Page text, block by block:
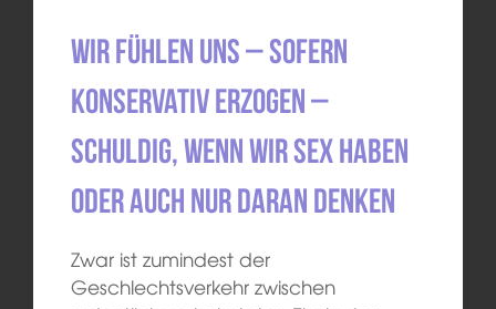
Wir fühlen uns – sofern
konservativ erzogen –
schuldig, wenn wir Sex haben
oder auch nur daran denken
Zwar ist zumindest der
Geschlechtsverkehr zwischen